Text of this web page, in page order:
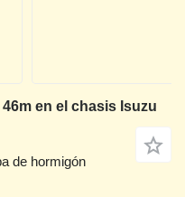
en el chasis Isuzu
de hormigón